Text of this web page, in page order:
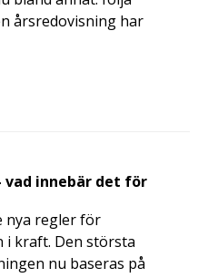
årsredovisning har
vad innebär det för
nya regler för
kraft. Den största
nu baseras på